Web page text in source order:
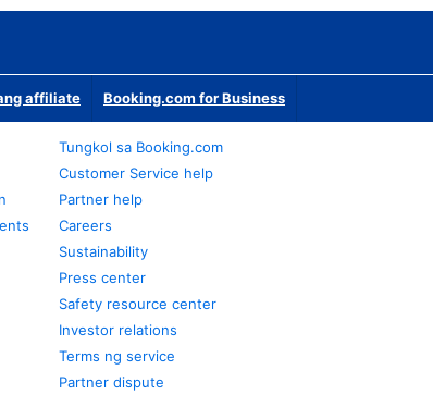
affiliate Booking.com for Business
Tungkol sa Booking.com
Customer Service help
Partner help
Careers
Sustainability
Press center
Safety resource center
Investor relations
Terms ng service
Partner dispute